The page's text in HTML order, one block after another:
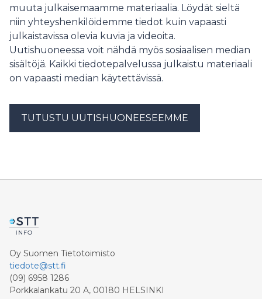
muuta julkaisemaamme materiaalia. Löydät sieltä
niin yhteyshenkilöidemme tiedot kuin vapaasti
julkaistavissa olevia kuvia ja videoita.
Uutishuoneessa voit nähdä myös sosiaalisen median
sisältöjä. Kaikki tiedotepalvelussa julkaistu materiaali
on vapaasti median käytettävissä.
TUTUSTU UUTISHUONEESEEMME
Oy Suomen Tietotoimisto
tiedote@stt.fi
(09) 6958 1286
Porkkalankatu 20 A, 00180 HELSINKI